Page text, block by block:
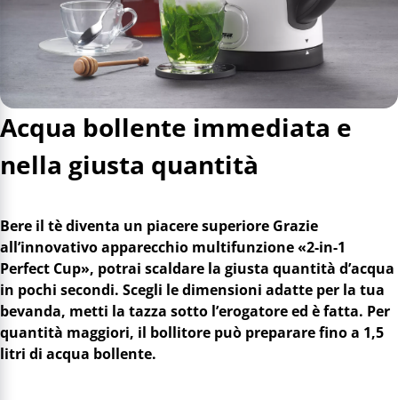
Acqua bollente immediata e
nella giusta quantità
Bere il tè diventa un piacere superiore Grazie
all’innovativo apparecchio multifunzione «2-in-1
Perfect Cup», potrai scaldare la giusta quantità d’acqua
in pochi secondi. Scegli le dimensioni adatte per la tua
bevanda, metti la tazza sotto l’erogatore ed è fatta. Per
quantità maggiori, il bollitore può preparare fino a 1,5
litri di acqua bollente.